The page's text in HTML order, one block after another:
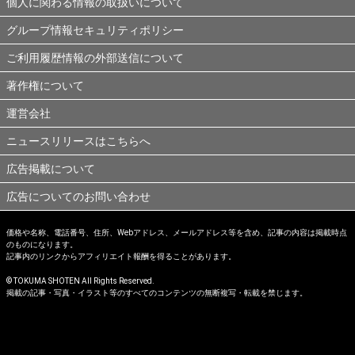
グループ情報セキュリティポリシー
ご利用履歴情報の外部送信について
著作権について
運営会社
ニュースリリースはこちらへ
広告掲載について
広告についてのお問い合わせ
価格や名称、電話番号、住所、Webアドレス、メールアドレス等を含め、記事の内容は掲載時点
のものになります。
記事内のリンクからアフィリエイト報酬を得ることがあります。
© TOKUMA SHOTEN All Rights Reserved.
掲載の記事・写真・イラスト等のすべてのコンテンツの無断複写・転載を禁じます。